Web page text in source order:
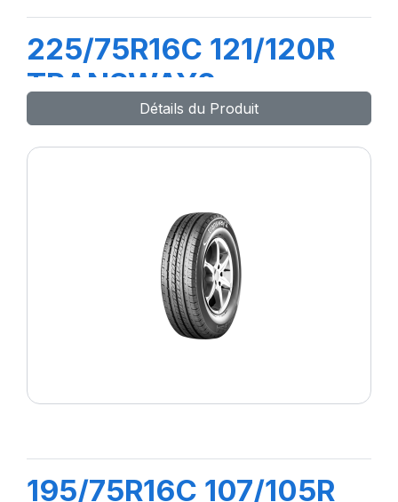
225/75R16C 121/120R
TRANSWAY2
Détails du Produit
195/75R16C 107/105R